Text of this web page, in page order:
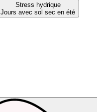
Stress hydrique
Jours avec sol sec en été